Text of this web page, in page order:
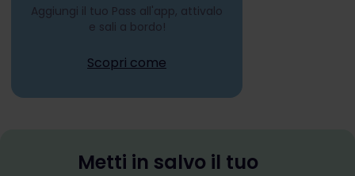
Aggiungi il tuo Pass all'app, attivalo
e sali a bordo!
Scopri come
Metti in salvo il tuo